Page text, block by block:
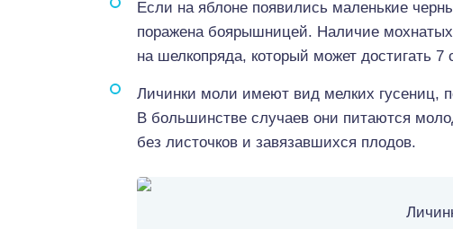
Если на яблоне появились маленькие
поражена боярышницей. Наличие
на шелкопряда, который может достигать 7
Личинки моли имеют вид мелких гусениц,
В большинстве случаев они питаются
без листочков и завязавшихся плодов.